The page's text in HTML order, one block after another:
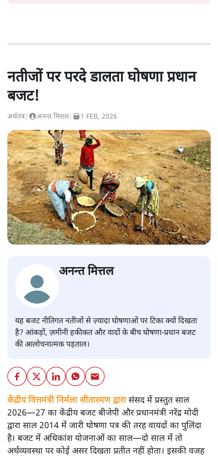
नतीजों पर परदे डालता घोषणा प्रधान
बजट!
अर्थतंत्र अनन्त मित्तल| 1 FEB, 2026
अनन्त मित्तल
यह बजट नीतिगत नतीजों से ज़्यादा घोषणाओं पर टिका क्यों दिखता
है? आंकड़ों, ज़मीनी हकीकत और वादों के बीच घोषणा-प्रधान बजट
की आलोचनात्मक पड़ताल।
केंद्रीय वित्तमंत्री निर्मला सीतारमण द्वारासंसद में प्रस्तुत साल
2026—27 का केंद्रीय बजट बीजेपी और प्रधानमंत्री नरेंद्र मोदी
द्वारा साल 2014 में जारी घोषणा पत्र की तरह वायदों का पुलिंदा
है। बजट में अधिकांश योजनाओं का साल—दो साल में तो
अर्थव्यवस्था पर कोई असर दिखता प्रतीत नहीं होता। इसकी वजह